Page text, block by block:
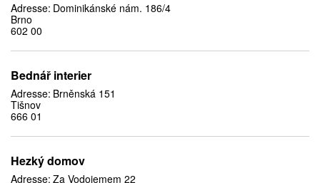
Adresse: Dominikánské nám. 186/4
Brno
602 00
Bednář interier
Adresse: Brněnská 151
Tišnov
666 01
Hezký domov
Adresse: Za Vodojemem 22